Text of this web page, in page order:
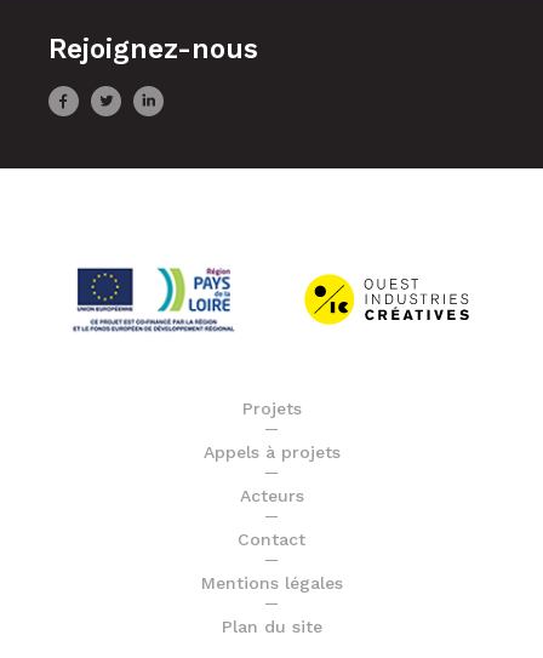
Rejoignez-nous
Projets
Appels à projets
Acteurs
Contact
Mentions légales
Plan du site